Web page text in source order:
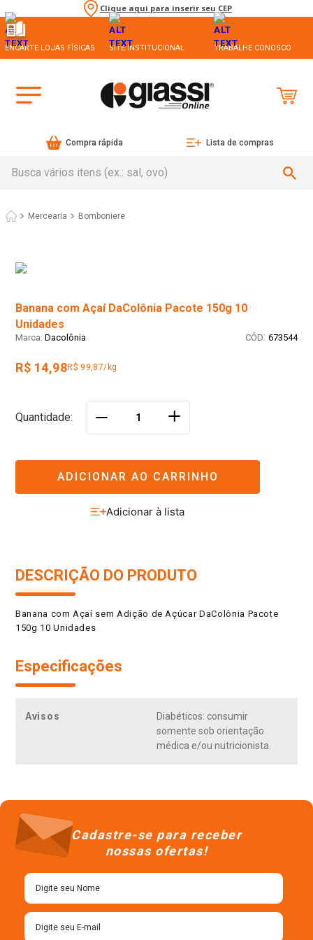
Clique aqui para inserir seu CEP
ENCARTE LOJAS FÍSICAS SITE INSTITUCIONAL TRABALHE CONOSCO
Compra rápida Lista de compras
Mercearia Bomboniere
Banana com Açaí DaColônia Pacote 150g 10
Unidades
Dacolônia : 673544
R$ 14,98R$ 99,87/kg
Quantidade ＋
ADICIONAR AO CARRINHO
DESCRIÇÃO DO PRODUTO
Banana com Açaí sem Adição de Açúcar DaColônia Pacote
150g 10 Unidades
Especificações
Avisos
Diabéticos: consumir
somente sob orientação
médica e/ou nutricionista.
Cadastre-se para receber
nossas ofertas!